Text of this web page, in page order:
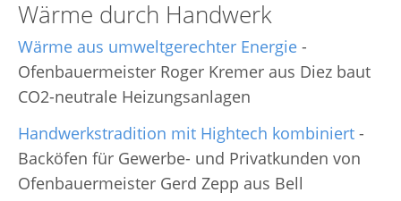
Wärme durch Handwerk
Wärme aus umweltgerechter Energie -
Ofenbauermeister Roger Kremer aus Diez baut
CO2-neutrale Heizungsanlagen
Handwerkstradition mit Hightech kombiniert -
Backöfen für Gewerbe- und Privatkunden von
Ofenbauermeister Gerd Zepp aus Bell